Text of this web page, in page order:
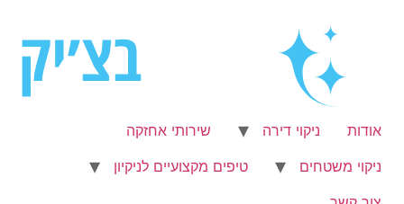
אודות ניקוי דירה
שירותי אחזקה
ניקוי משטחים
טיפים מקצועיים לניקיון